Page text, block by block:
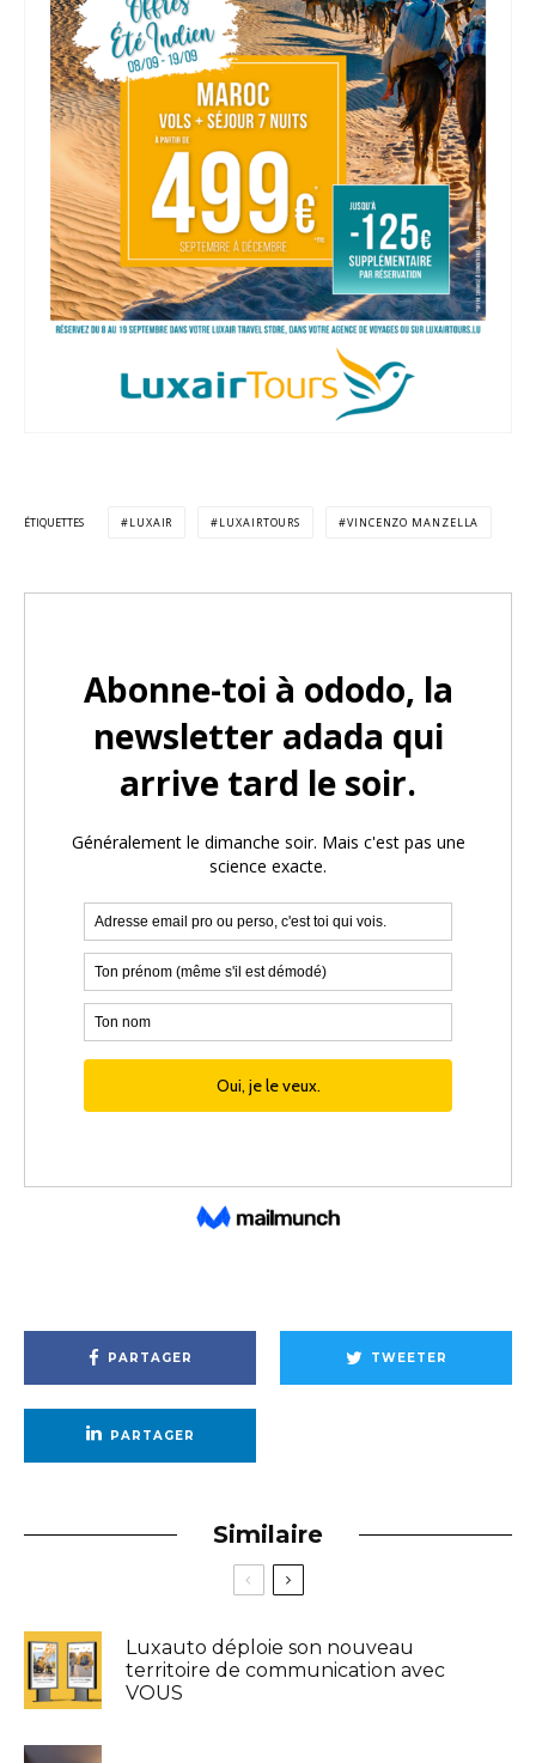
ÉTIQUETTES LUXAIR LUXAIRTOURS VINCENZO MANZELLA
PARTAGER TWEETER
PARTAGER
Similaire
Luxauto déploie son nouveau
territoire de communication avec
VOUS